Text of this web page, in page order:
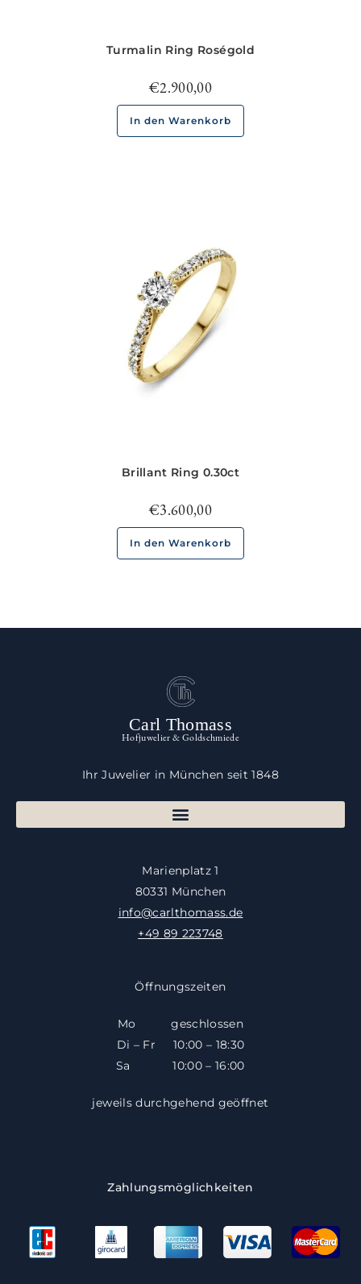
Turmalin Ring Roségold
€2.900,00
In den Warenkorb
Brillant Ring 0.30ct
€3.600,00
In den Warenkorb
Carl Thomass
Hofjuwelier & Goldschmiede
Ihr Juwelier in München seit 1848
Marienplatz 1
80331 München
info@carlthomass.de
+49 89 223748
Öffnungszeiten
Mo geschlossen
Di – Fr 10:00 – 18:30
​​Sa 10:00 – 16:00
jeweils durchgehend geöffnet
Zahlungsmöglichkeiten